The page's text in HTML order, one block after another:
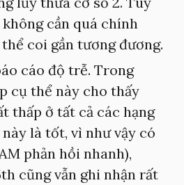
cần quá chính
coi gần tương đương.
cáo độ trễ. Trong
cụ thể này cho thấy
thấp ở tất cả các hạng
là tốt, vì như vậy có
phản hồi nhanh),
cũng vẫn ghi nhận rất